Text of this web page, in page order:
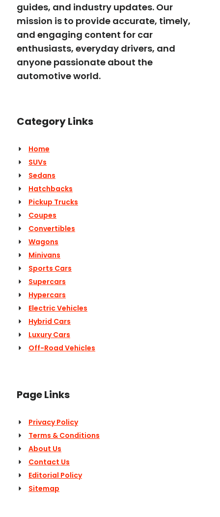
guides, and industry updates. Our
mission is to provide accurate, timely,
and engaging content for car
enthusiasts, everyday drivers, and
anyone passionate about the
automotive world.
Category Links
Home
SUVs
Sedans
Hatchbacks
Pickup Trucks
Coupes
Convertibles
Wagons
Minivans
Sports Cars
Supercars
Hypercars
Electric Vehicles
Hybrid Cars
Luxury Cars
Off-Road Vehicles
Page Links
Privacy Policy
Terms & Conditions
About Us
Contact Us
Editorial Policy
Sitemap